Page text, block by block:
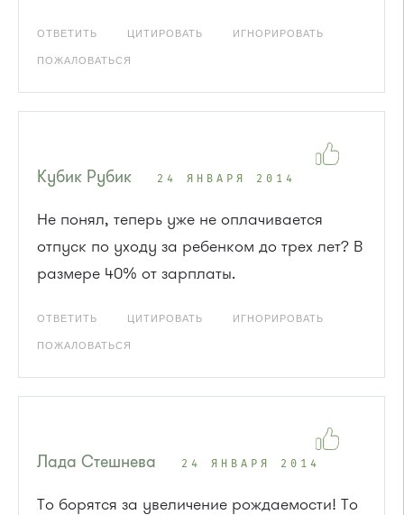
ОТВЕТИТЬ ЦИТИРОВАТЬ ИГНОРИРОВАТЬ
ПОЖАЛОВАТЬСЯ
Кубик Рубик 24 ЯНВАРЯ 2014
Не понял, теперь уже не оплачивается
отпуск по уходу за ребенком до трех лет? В
размере 40% от зарплаты.
ОТВЕТИТЬ ЦИТИРОВАТЬ ИГНОРИРОВАТЬ
ПОЖАЛОВАТЬСЯ
Лада Стешнева 24 ЯНВАРЯ 2014
То борятся за увеличение рождаемости! То